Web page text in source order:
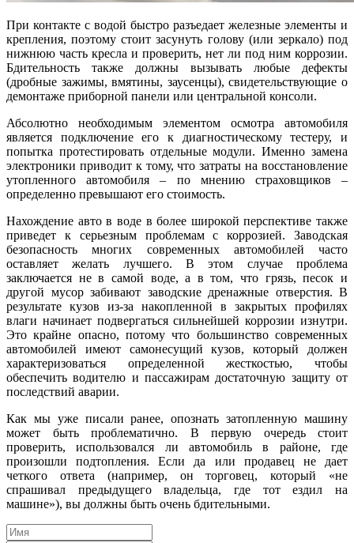
При контакте с водой быстро разъедает железные элементы и
крепления, поэтому стоит засунуть голову (или зеркало) под
нижнюю часть кресла и проверить, нет ли под ним коррозии.
Бдительность также должны вызывать любые дефекты
(дробные зажимы, вмятины, заусенцы), свидетельствующие о
демонтаже приборной панели или центральной консоли.
Абсолютно необходимым элементом осмотра автомобиля
является подключение его к диагностическому тестеру, и
попытка протестировать отдельные модули. Именно замена
электроники приводит к тому, что затраты на восстановление
утопленного автомобиля – по мнению страховщиков –
определенно превышают его стоимость.
Нахождение авто в воде в более широкой перспективе также
приведет к серьезным проблемам с коррозией. Заводская
безопасность многих современных автомобилей часто
оставляет желать лучшего. В этом случае проблема
заключается не в самой воде, а в том, что грязь, песок и
другой мусор забивают заводские дренажные отверстия. В
результате кузов из-за накопленной в закрытых профилях
влаги начинает подвергаться сильнейшей коррозии изнутри.
Это крайне опасно, потому что большинство современных
автомобилей имеют самонесущий кузов, который должен
характеризоваться определенной жесткостью, чтобы
обеспечить водителю и пассажирам достаточную защиту от
последствий аварии.
Как мы уже писали ранее, опознать затопленную машину
может быть проблематично. В первую очередь стоит
проверить, использовался ли автомобиль в районе, где
произошли подтопления. Если да или продавец не дает
четкого ответа (например, он торговец, который «не
спрашивал предыдущего владельца, где тот ездил на
машине»), вы должны быть очень бдительными.